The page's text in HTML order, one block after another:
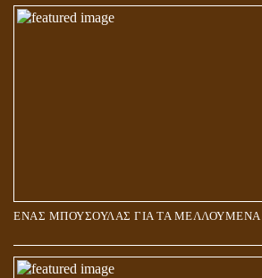
ΕΝΑΣ ΜΠΟΥΣΟΥΛΑΣ ΓΙΑ ΤΑ ΜΕΛΛΟΥΜΕΝΑ
ΑΓΑΠΗ: ΚΑΤΑΣΤΑΣΗ Ή ΣΥΝΑΙΣΘΗΜΑ?
Η ΕΠΑΦΗ ΜΕ ΤΟ ΠΝΕΥΜΑ